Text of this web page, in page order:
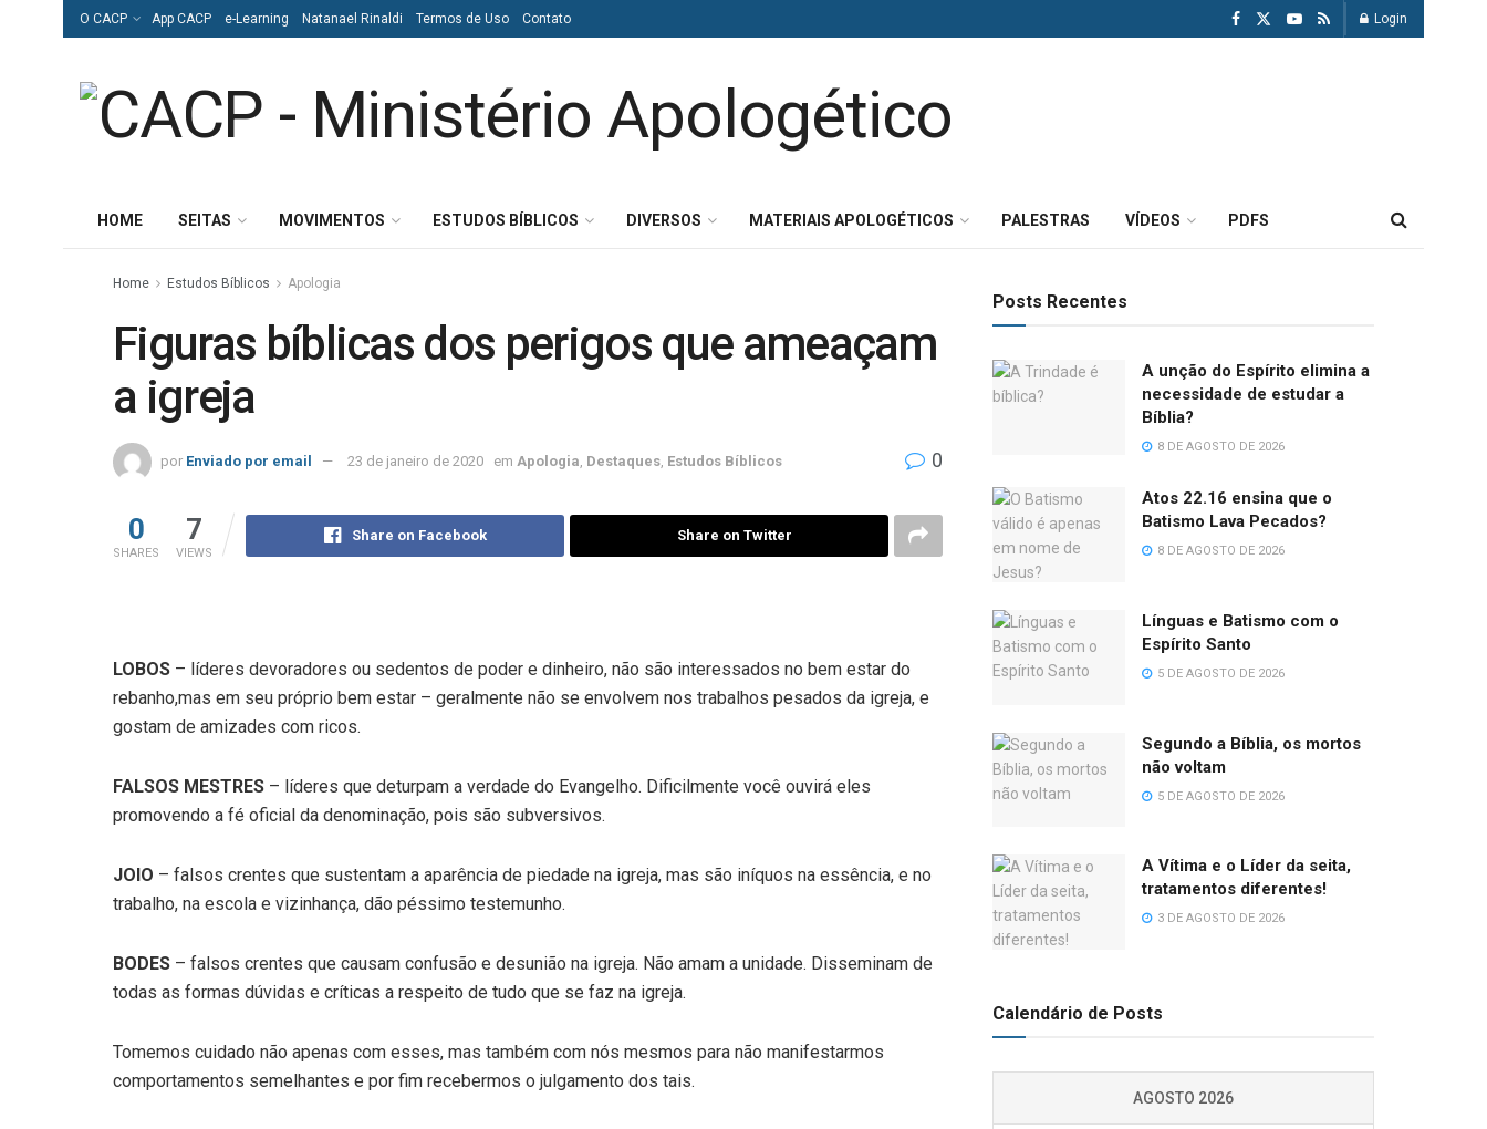
O CACP App CACP e-Learning Natanael Rinaldi Termos de Uso Contato Login
HOME SEITAS MOVIMENTOS ESTUDOS BÍBLICOS DIVERSOS MATERIAIS APOLOGÉTICOS PALESTRAS VÍDEOS PDFS
Home Estudos Bíblicos Apologia
Figuras bíblicas dos perigos que ameaçam
a igreja
por Enviado por email 23 de janeiro de 2020 em Apologia Destaques Estudos Bíblicos 0
0
SHARES
7
VIEWS
Share on Facebook Share on Twitter
LOBOS – líderes devoradores ou sedentos de poder e dinheiro, não são interessados no bem estar do
rebanho,mas em seu próprio bem estar – geralmente não se envolvem nos trabalhos pesados da igreja, e
gostam de amizades com ricos.
FALSOS MESTRES – líderes que deturpam a verdade do Evangelho. Dificilmente você ouvirá eles
promovendo a fé oficial da denominação, pois são subversivos.
JOIO – falsos crentes que sustentam a aparência de piedade na igreja, mas são iníquos na essência, e no
trabalho, na escola e vizinhança, dão péssimo testemunho.
BODES – falsos crentes que causam confusão e desunião na igreja. Não amam a unidade. Disseminam de
todas as formas dúvidas e críticas a respeito de tudo que se faz na igreja.
Tomemos cuidado não apenas com esses, mas também com nós mesmos para não manifestarmos
comportamentos semelhantes e por fim recebermos o julgamento dos tais.
Posts Recentes
A unção do Espírito elimina a
necessidade de estudar a
Bíblia?
8 DE AGOSTO DE 2026
Atos 22.16 ensina que o
Batismo Lava Pecados?
8 DE AGOSTO DE 2026
Línguas e Batismo com o
Espírito Santo
5 DE AGOSTO DE 2026
Segundo a Bíblia, os mortos
não voltam
5 DE AGOSTO DE 2026
A Vítima e o Líder da seita,
tratamentos diferentes!
3 DE AGOSTO DE 2026
Calendário de Posts
AGOSTO 2026